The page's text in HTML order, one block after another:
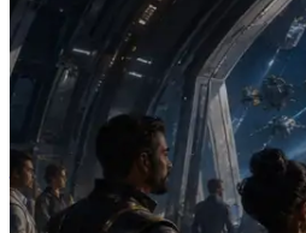
2026.07.04
ERPC 發布支援 x402
— AI Agent 按需為